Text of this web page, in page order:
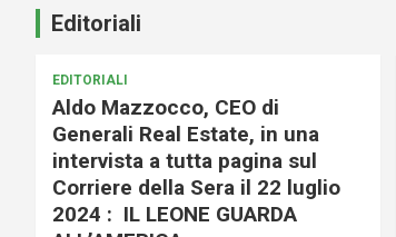
Editoriali
EDITORIALI
Aldo Mazzocco, CEO di
Generali Real Estate, in una
intervista a tutta pagina sul
Corriere della Sera il 22 luglio
2024 : IL LEONE GUARDA